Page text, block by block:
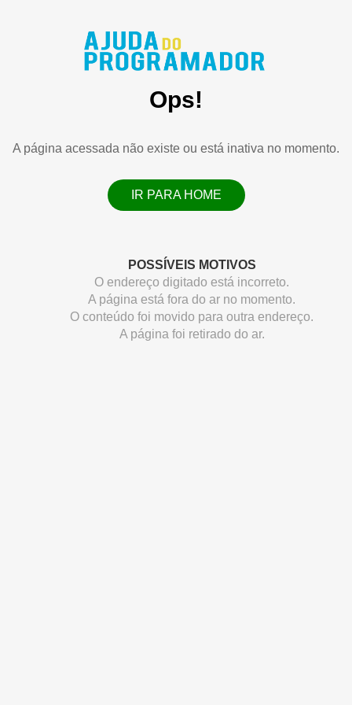
Ops!
A página acessada não existe ou está inativa no momento.
IR PARA HOME
POSSÍVEIS MOTIVOS
O endereço digitado está incorreto.
A página está fora do ar no momento.
O conteúdo foi movido para outra endereço.
A página foi retirado do ar.